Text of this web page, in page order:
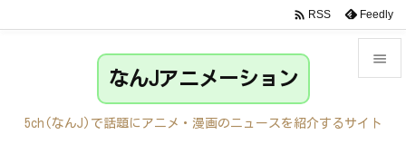

 RSS Feedly
なんJアニメーション
5ch(なんJ)で話題にアニメ・漫画のニュースを紹介するサイト